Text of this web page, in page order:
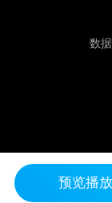
数
预览播